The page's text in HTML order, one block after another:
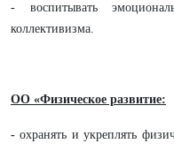
- воспитывать
коллективизма.
ОО «Физическое развитие:
-охранять и укреплять